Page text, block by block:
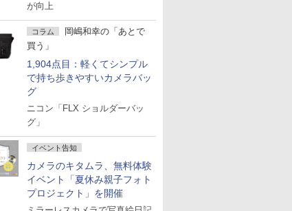
が向上
コラム
岡嶋和幸の「あとで
買う」
1,904点目：軽くてシンプル
で持ち歩きやすいカメラバッ
グ
ニコン「FLX ショルダーバッ
グ」
イベント告知
カメラのキタムラ、無料体験
イベント「夏休み親子フォト
プロジェクト」を開催